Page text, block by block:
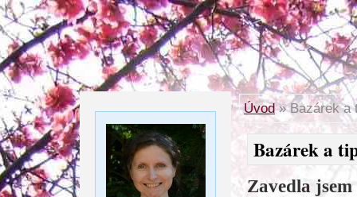
Úvod»Bazárek a
Bazárek a
Zavedla